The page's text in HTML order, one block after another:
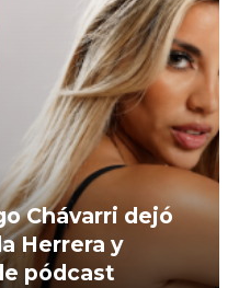
Chávarri dejó
Herrera y
pódcast